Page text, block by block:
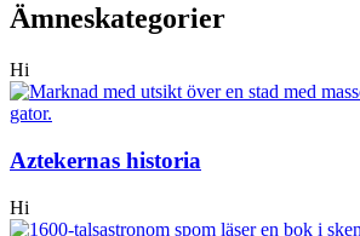
Ämneskategorier
Hi
Aztekernas historia
Hi